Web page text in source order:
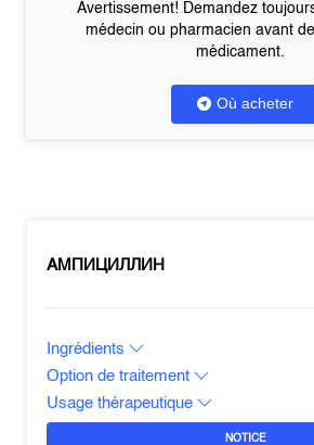
Avertissement! Demandez
médecin ou pharmacien avant
médicament.
Où acheter
АМПИЦИЛЛИН
Ingrédients
Option de traitement
Usage thérapeutique
NOTICE